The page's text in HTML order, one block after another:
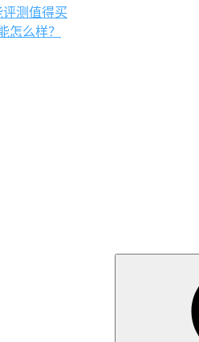
评测值得买
怎么样？